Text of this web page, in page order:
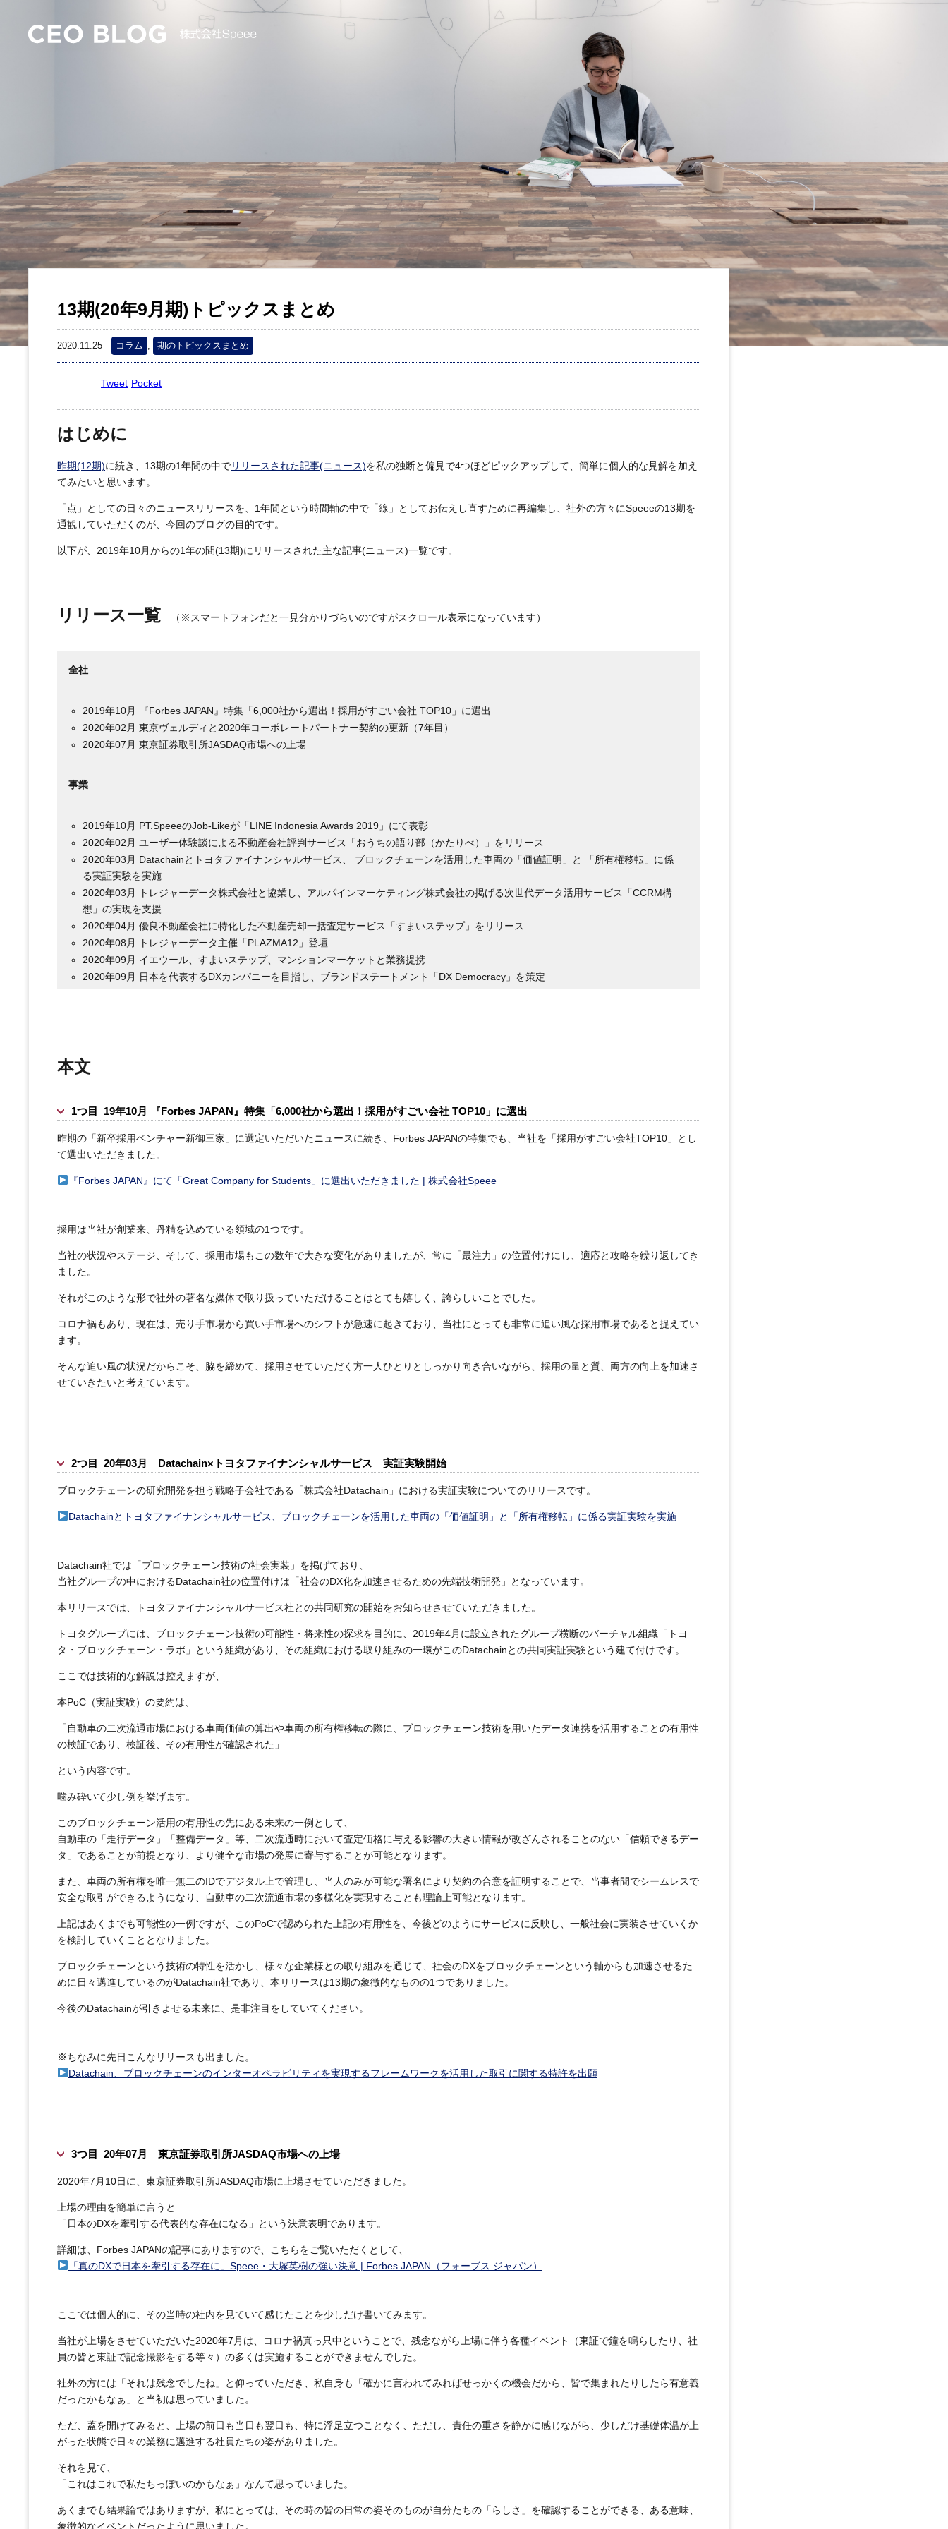
CEO Blog – 株式会社Speee 大塚英樹
13期(20年9月期)トピックスまとめ
2020.11.25 コラム , 期のトピックスまとめ
Tweet Pocket
はじめに
昨期(12期)に続き、13期の1年間の中でリリースされた記事(ニュース)を私の独断と偏見で4つほどピックアップして、簡単に個人的な見解を加え
てみたいと思います。
「点」としての日々のニュースリリースを、1年間という時間軸の中で「線」としてお伝えし直すために再編集し、社外の方々にSpeeeの13期を
通観していただくのが、今回のブログの目的です。
以下が、2019年10月からの1年の間(13期)にリリースされた主な記事(ニュース)一覧です。
リリース一覧 （※スマートフォンだと一見分かりづらいのですがスクロール表示になっています）
全社
2019年10月 『Forbes JAPAN』特集「6,000社から選出！採用がすごい会社 TOP10」に選出
2020年02月 東京ヴェルディと2020年コーポレートパートナー契約の更新（7年目）
2020年07月 東京証券取引所JASDAQ市場への上場
事業
2019年10月 PT.SpeeeのJob-Likeが「LINE Indonesia Awards 2019」にて表彰
2020年02月 ユーザー体験談による不動産会社評判サービス「おうちの語り部（かたりべ）」をリリース
2020年03月 Datachainとトヨタファイナンシャルサービス、 ブロックチェーンを活用した車両の「価値証明」と 「所有権移転」に係
る実証実験を実施
2020年03月 トレジャーデータ株式会社と協業し、アルパインマーケティング株式会社の掲げる次世代データ活用サービス「CCRM構
想」の実現を支援
2020年04月 優良不動産会社に特化した不動産売却一括査定サービス「すまいステップ」をリリース
2020年08月 トレジャーデータ主催「PLAZMA12」登壇
2020年09月 イエウール、すまいステップ、マンションマーケットと業務提携
2020年09月 日本を代表するDXカンパニーを目指し、ブランドステートメント「DX Democracy」を策定
2019年10月 Rubyコミッターの村田賢太がApache Arrowのコミッターに就任
2020年02月 SRE NEXT 2020 にSilver Sponsorとして協賛
本文
1つ目_19年10月 『Forbes JAPAN』特集「6,000社から選出！採用がすごい会社 TOP10」に選出
昨期の「新卒採用ベンチャー新御三家」に選定いただいたニュースに続き、Forbes JAPANの特集でも、当社を「採用がすごい会社TOP10」とし
て選出いただきました。
『Forbes JAPAN』にて「Great Company for Students」に選出いただきました | 株式会社Speee
採用は当社が創業来、丹精を込めている領域の1つです。
当社の状況やステージ、そして、採用市場もこの数年で大きな変化がありましたが、常に「最注力」の位置付けにし、適応と攻略を繰り返してき
ました。
それがこのような形で社外の著名な媒体で取り扱っていただけることはとても嬉しく、誇らしいことでした。
コロナ禍もあり、現在は、売り手市場から買い手市場へのシフトが急速に起きており、当社にとっても非常に追い風な採用市場であると捉えてい
ます。
そんな追い風の状況だからこそ、脇を締めて、採用させていただく方一人ひとりとしっかり向き合いながら、採用の量と質、両方の向上を加速さ
せていきたいと考えています。
2つ目_20年03月 Datachain×トヨタファイナンシャルサービス 実証実験開始
ブロックチェーンの研究開発を担う戦略子会社である「株式会社Datachain」における実証実験についてのリリースです。
Datachainとトヨタファイナンシャルサービス、ブロックチェーンを活用した車両の「価値証明」と「所有権移転」に係る実証実験を実施
Datachain社では「ブロックチェーン技術の社会実装」を掲げており、
当社グループの中におけるDatachain社の位置付けは「社会のDX化を加速させるための先端技術開発」となっています。
本リリースでは、トヨタファイナンシャルサービス社との共同研究の開始をお知らせさせていただきました。
トヨタグループには、ブロックチェーン技術の可能性・将来性の探求を目的に、2019年4月に設立されたグループ横断のバーチャル組織「トヨ
タ・ブロックチェーン・ラボ」という組織があり、その組織における取り組みの一環がこのDatachainとの共同実証実験という建て付けです。
ここでは技術的な解説は控えますが、
本PoC（実証実験）の要約は、
「自動車の二次流通市場における車両価値の算出や車両の所有権移転の際に、ブロックチェーン技術を用いたデータ連携を活用することの有用性
の検証であり、検証後、その有用性が確認された」
という内容です。
噛み砕いて少し例を挙げます。
このブロックチェーン活用の有用性の先にある未来の一例として、
自動車の「走行データ」「整備データ」等、二次流通時において査定価格に与える影響の大きい情報が改ざんされることのない「信頼できるデー
タ」であることが前提となり、より健全な市場の発展に寄与することが可能となります。
また、車両の所有権を唯一無二のIDでデジタル上で管理し、当人のみが可能な署名により契約の合意を証明することで、当事者間でシームレスで
安全な取引ができるようになり、自動車の二次流通市場の多様化を実現することも理論上可能となります。
上記はあくまでも可能性の一例ですが、このPoCで認められた上記の有用性を、今後どのようにサービスに反映し、一般社会に実装させていくか
を検討していくこととなりました。
ブロックチェーンという技術の特性を活かし、様々な企業様との取り組みを通じて、社会のDXをブロックチェーンという軸からも加速させるた
めに日々邁進しているのがDatachain社であり、本リリースは13期の象徴的なものの1つでありました。
今後のDatachainが引きよせる未来に、是非注目をしていてください。
※ちなみに先日こんなリリースも出ました。
Datachain、ブロックチェーンのインターオペラビリティを実現するフレームワークを活用した取引に関する特許を出願
3つ目_20年07月 東京証券取引所JASDAQ市場への上場
2020年7月10日に、東京証券取引所JASDAQ市場に上場させていただきました。
上場の理由を簡単に言うと
「日本のDXを牽引する代表的な存在になる」という決意表明であります。
詳細は、Forbes JAPANの記事にありますので、こちらをご覧いただくとして、
「真のDXで日本を牽引する存在に」Speee・大塚英樹の強い決意 | Forbes JAPAN（フォーブス ジャパン）
ここでは個人的に、その当時の社内を見ていて感じたことを少しだけ書いてみます。
当社が上場をさせていただいた2020年7月は、コロナ禍真っ只中ということで、残念ながら上場に伴う各種イベント（東証で鐘を鳴らしたり、社
員の皆と東証で記念撮影をする等々）の多くは実施することができませんでした。
社外の方には「それは残念でしたね」と仰っていただき、私自身も「確かに言われてみればせっかくの機会だから、皆で集まれたりしたら有意義
だったかもなぁ」と当初は思っていました。
ただ、蓋を開けてみると、上場の前日も当日も翌日も、特に浮足立つことなく、ただし、責任の重さを静かに感じながら、少しだけ基礎体温が上
がった状態で日々の業務に邁進する社員たちの姿がありました。
それを見て、
「これはこれで私たちっぽいのかもなぁ」なんて思っていました。
あくまでも結果論ではありますが、私にとっては、その時の皆の日常の姿そのものが自分たちの「らしさ」を確認することができる、ある意味、
象徴的なイベントだったように思いました。